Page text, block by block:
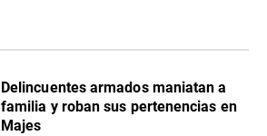
Delincuentes armados maniatan a
familia y roban sus pertenencias en
Majes